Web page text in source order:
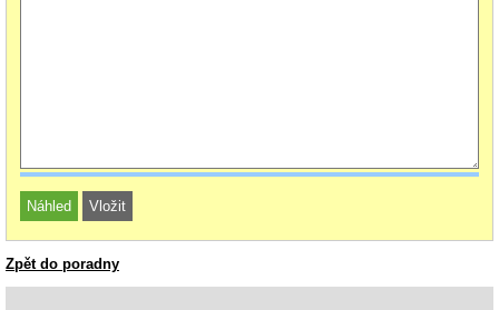
Zpět do poradny